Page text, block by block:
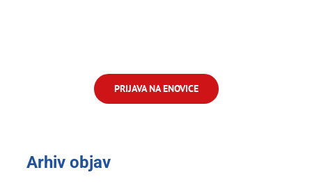
PRIJAVA NA ENOVICE
Arhiv objav